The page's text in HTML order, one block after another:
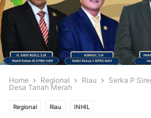
Home Regional Riau
Serka P
Desa Tanah Merah
Regional Riau INHIL